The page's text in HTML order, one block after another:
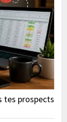
tes prospects